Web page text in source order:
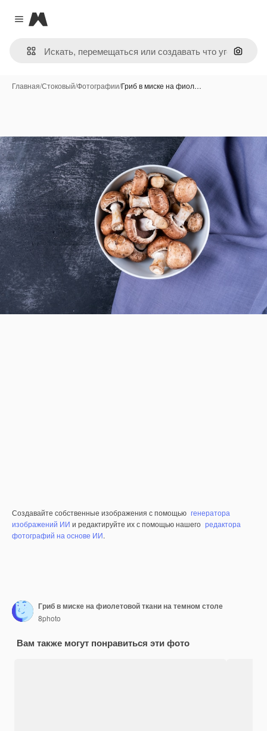
Close menu
Magnific
Поиск
Главная/Стоковый/Фотографии/Гриб в миске на фиол…
Создавайте собственные изображения с помощью генератора
изображений ИИ и редактируйте их с помощью нашего редактора
фотографий на основе ИИ.
Гриб в миске на фиолетовой ткани на темном столе
8photo
Вам также могут понравиться эти фото